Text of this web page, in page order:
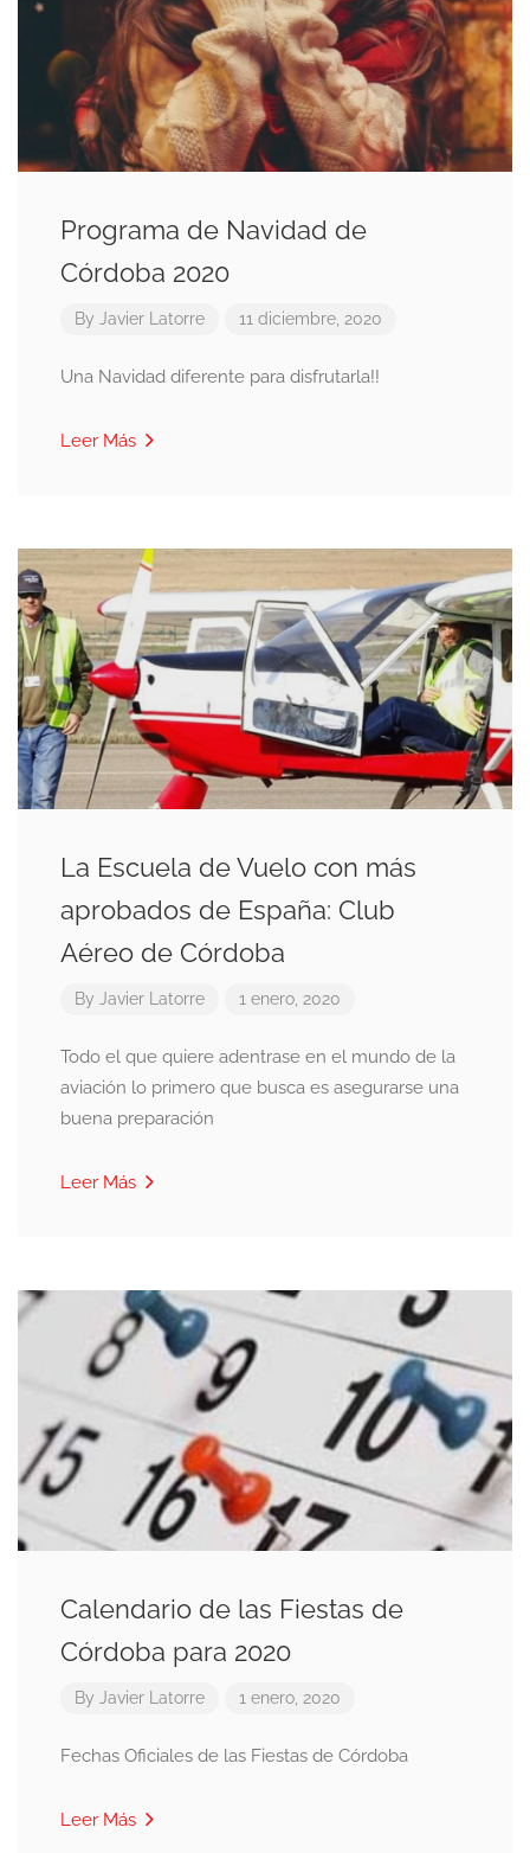
Programa de Navidad de
Córdoba 2020
By Javier Latorre 11 diciembre, 2020
Una Navidad diferente para disfrutarla!!
Leer Más
La Escuela de Vuelo con más
aprobados de España: Club
Aéreo de Córdoba
By Javier Latorre 1 enero, 2020
Todo el que quiere adentrase en el mundo de la
aviación lo primero que busca es asegurarse una
buena preparación
Leer Más
Calendario de las Fiestas de
Córdoba para 2020
By Javier Latorre 1 enero, 2020
Fechas Oficiales de las Fiestas de Córdoba
Leer Más